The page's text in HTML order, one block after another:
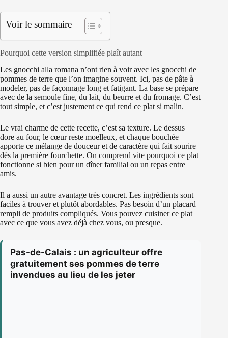
Voir le sommaire
Pourquoi cette version simplifiée plaît autant
Les gnocchi alla romana n’ont rien à voir avec les gnocchi de
pommes de terre que l’on imagine souvent. Ici, pas de pâte à
modeler, pas de façonnage long et fatigant. La base se prépare
avec de la semoule fine, du lait, du beurre et du fromage. C’est
tout simple, et c’est justement ce qui rend ce plat si malin.
Le vrai charme de cette recette, c’est sa texture. Le dessus
dore au four, le cœur reste moelleux, et chaque bouchée
apporte ce mélange de douceur et de caractère qui fait sourire
dès la première fourchette. On comprend vite pourquoi ce plat
fonctionne si bien pour un dîner familial ou un repas entre
amis.
Il a aussi un autre avantage très concret. Les ingrédients sont
faciles à trouver et plutôt abordables. Pas besoin d’un placard
rempli de produits compliqués. Vous pouvez cuisiner ce plat
avec ce que vous avez déjà chez vous, ou presque.
Pas-de-Calais : un agriculteur offre
gratuitement ses pommes de terre
invendues au lieu de les jeter